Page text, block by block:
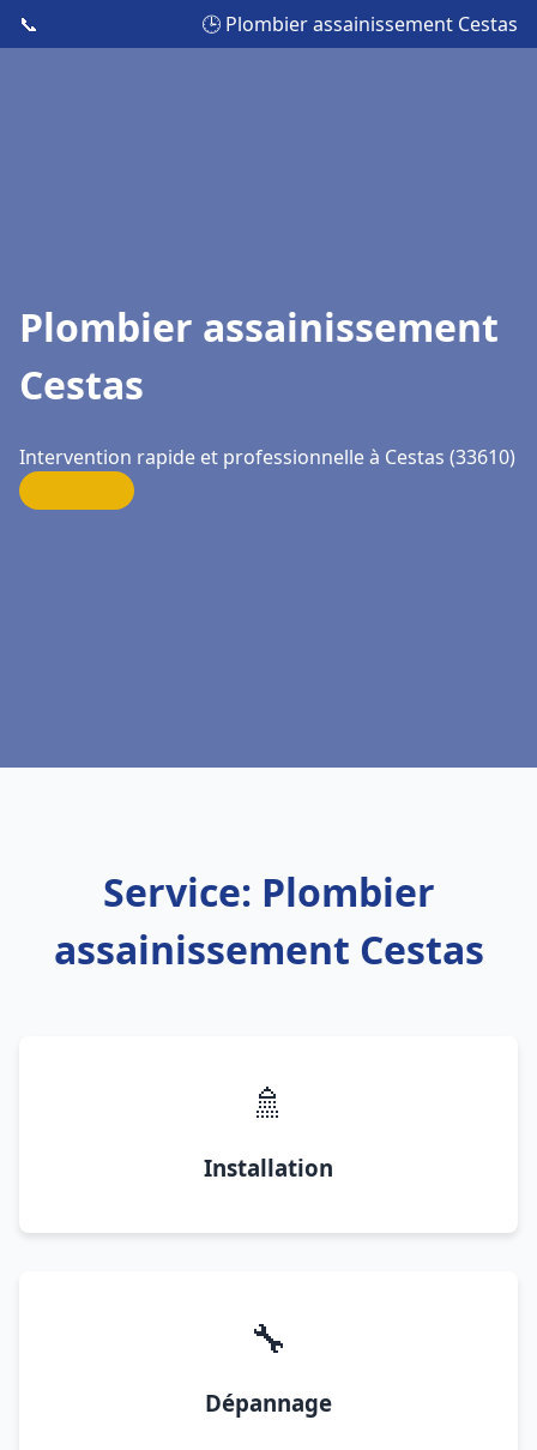
📞 🕒 Plombier assainissement Cestas
Plombier assainissement
Cestas
Intervention rapide et professionnelle à Cestas (33610)
Service: Plombier
assainissement Cestas
🚿
Installation
🔧
Dépannage